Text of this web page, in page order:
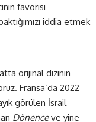
favorisi
iddia etmek
orijinal dizinin
Fransa’da 2022
görülen İsrail
Dönenceve yine